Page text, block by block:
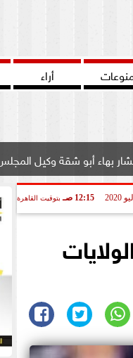
أراء
وكيل المجلس...
12:15 صـ بتوقيت القاهرة